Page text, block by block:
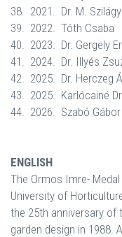
38. 2021. Dr. M.
39. 2022. Tóth Csaba
40. 2023. Dr. Gergely
41. 2024. Dr. Illyés
42. 2025. Dr. Herczeg
43. 2025. Karlócainé
44. 2026. Szabó Gábor
ENGLISH
The Ormos Imre-
University of
the 25th anniversary
garden design in 1988.